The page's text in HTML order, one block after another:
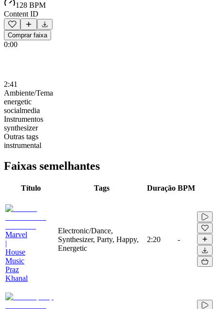
128 BPM
Content ID
Comprar faixa
0:00
2:41
Ambiente/Tema
energetic
socialmedia
Instrumentos
synthesizer
Outras tags
instrumental
Faixas semelhantes
Título Tags Duração BPM
Marvel
|
House
Music
Praz
Khanal
Electronic/Dance,
Synthesizer, Party, Happy,
Energetic
2:20 -